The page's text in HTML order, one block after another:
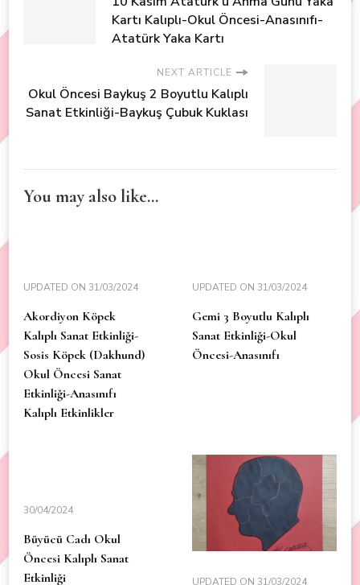
Kartı Kalıplı-Okul Öncesi-Anasınıfı-
Atatürk Yaka Kartı
NEXT ARTICLE
Okul Öncesi Baykuş 2 Boyutlu Kalıplı
Sanat Etkinliği-Baykuş Çubuk Kuklası
You may also like...
UPDATED ON 31/03/2024
Akordiyon Köpek
Kalıplı Sanat Etkinliği-
Sosis Köpek (Dakhund)
Okul Öncesi Sanat
Etkinliği-Anasınıfı
Kalıplı Etkinlikler
UPDATED ON 31/03/2024
Gemi 3 Boyutlu Kalıplı
Sanat Etkinliği-Okul
Öncesi-Anasınıfı
30/04/2024
Büyücü Cadı Okul
Öncesi Kalıplı Sanat
Etkinliği
UPDATED ON 31/03/2024